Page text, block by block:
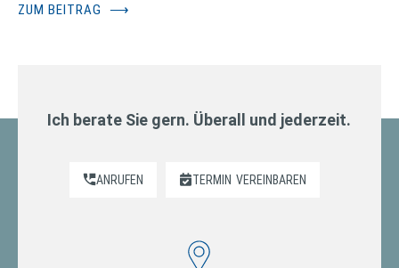
ZUM BEITRAG ⟶
Ich berate Sie gern. Überall und jederzeit.
ANRUFEN TERMIN VEREINBAREN